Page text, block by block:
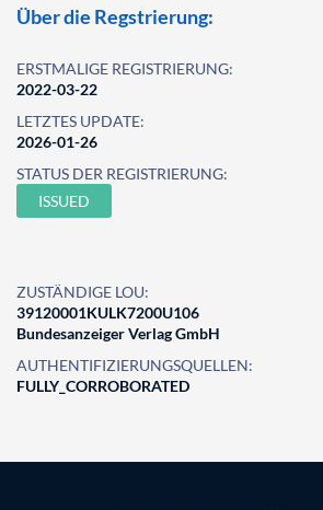
Über die Regstrierung:
ERSTMALIGE REGISTRIERUNG:
2022-03-22
LETZTES UPDATE:
2026-01-26
STATUS DER REGISTRIERUNG:
ISSUED
ZUSTÄNDIGE LOU:
39120001KULK7200U106
Bundesanzeiger Verlag GmbH
AUTHENTIFIZIERUNGSQUELLEN:
FULLY_CORROBORATED